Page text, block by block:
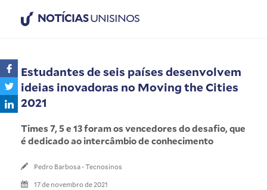
NOTÍCIASUNISINOS
Estudantes de seis países desenvolvem
ideias inovadoras no Moving the Cities
2021
Times 7, 5 e 13 foram os vencedores do desafio, que
é dedicado ao intercâmbio de conhecimento
Pedro Barbosa - Tecnosinos
17 de novembro de 2021